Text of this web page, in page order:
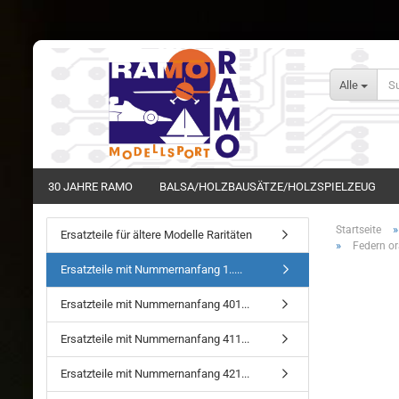
Alle
30 JAHRE RAMO BALSA/HOLZBAUSÄTZE/HOLZSPIELZEUG
Startseite
»
Federn
Ersatzteile für ältere Modelle Raritäten
Ersatzteile mit Nummernanfang 1.....
Ersatzteile mit Nummernanfang 401...
Ersatzteile mit Nummernanfang 411...
Ersatzteile mit Nummernanfang 421...